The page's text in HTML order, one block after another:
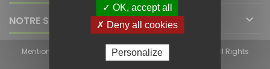
NOTRE SOCIÉTÉ 
Mentions légales
© Copyright 2026 Light And Smart. All Rights
Reserved. - Site développé parAramis Online
✓ OK, accept all
✗ Deny all cookies
Personalize